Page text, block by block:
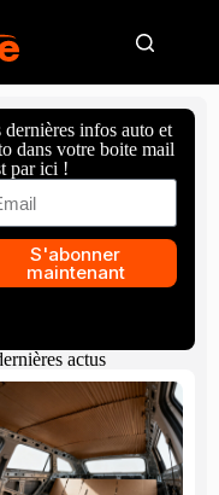
dernières infos auto et
dans votre boite mail
par ici !
S'abonner
maintenant
actus